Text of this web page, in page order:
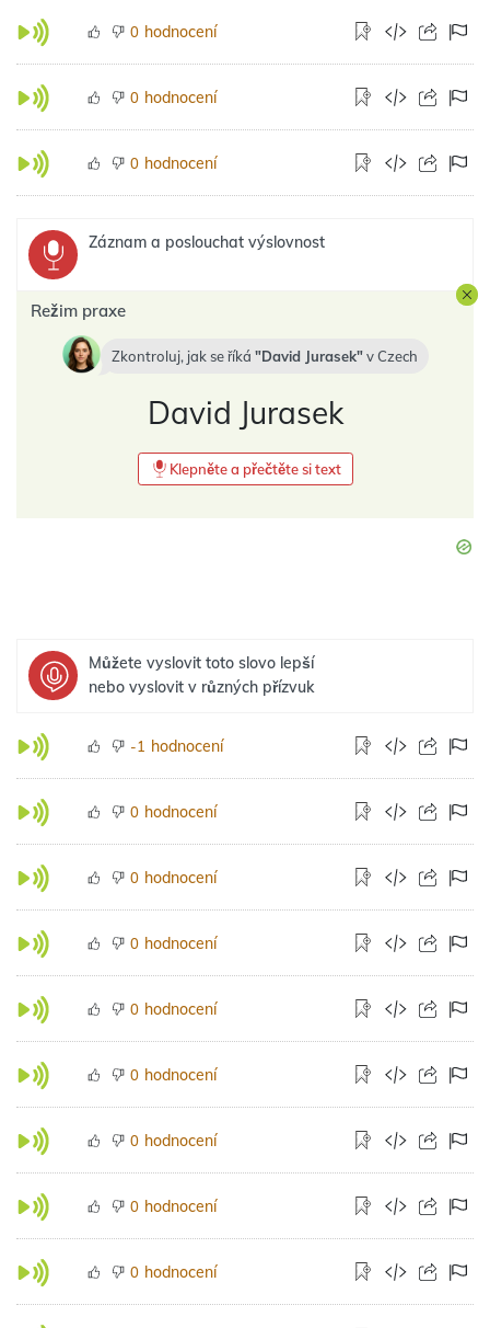
0 hodnocení
0 hodnocení
0 hodnocení
Záznam a poslouchat výslovnost
Režim praxe
Zkontroluj, jak se říká David Jurasek v Czech
David Jurasek
Klepněte a přečtěte si text
Můžete vyslovit toto slovo lepší
nebo vyslovit v různých přízvuk
-1 hodnocení
0 hodnocení
0 hodnocení
0 hodnocení
0 hodnocení
0 hodnocení
0 hodnocení
0 hodnocení
0 hodnocení